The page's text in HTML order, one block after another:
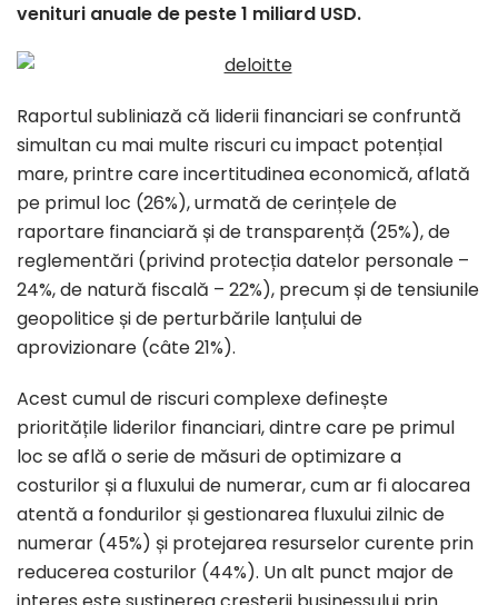
venituri anuale de peste 1 miliard USD.
Raportul subliniază că liderii financiari se confruntă
simultan cu mai multe riscuri cu impact potențial
mare, printre care incertitudinea economică, aflată
pe primul loc (26%), urmată de cerințele de
raportare financiară și de transparență (25%), de
reglementări (privind protecția datelor personale –
24%, de natură fiscală – 22%), precum și de tensiunile
geopolitice și de perturbările lanțului de
aprovizionare (câte 21%).
Acest cumul de riscuri complexe definește
prioritățile liderilor financiari, dintre care pe primul
loc se află o serie de măsuri de optimizare a
costurilor și a fluxului de numerar, cum ar fi alocarea
atentă a fondurilor și gestionarea fluxului zilnic de
numerar (45%) și protejarea resurselor curente prin
reducerea costurilor (44%). Un alt punct major de